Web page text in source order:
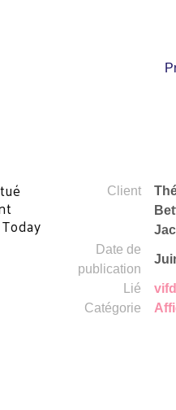
Client
Date de
publication
Lié
Catégorie